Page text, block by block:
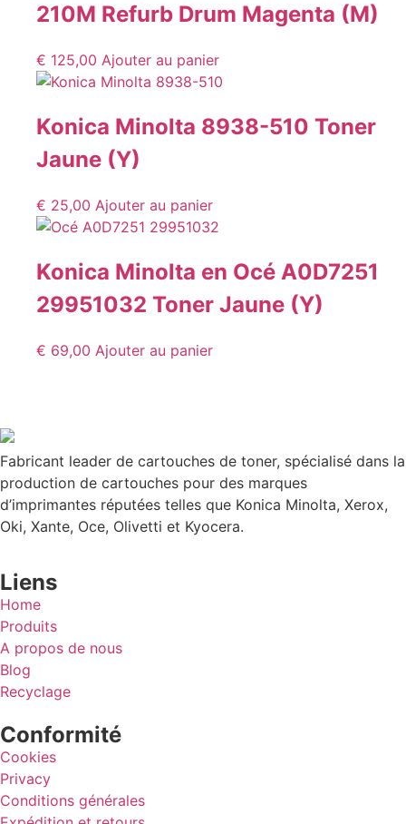
210M Refurb Drum Magenta (M)
€ 125,00 Ajouter au panier
Konica Minolta 8938-510 Toner
Jaune (Y)
€ 25,00 Ajouter au panier
Konica Minolta en Océ A0D7251
29951032 Toner Jaune (Y)
€ 69,00 Ajouter au panier
Fabricant leader de cartouches de toner, spécialisé dans la
production de cartouches pour des marques
d’imprimantes réputées telles que Konica Minolta, Xerox,
Oki, Xante, Oce, Olivetti et Kyocera.
Liens
Home
Produits
A propos de nous
Blog
Recyclage
Conformité
Cookies
Privacy
Conditions générales